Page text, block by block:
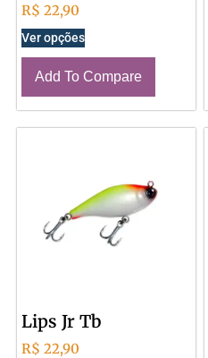
R$ 22,90
Ver opções
Add To Compare
Lips Jr Tb
R$ 22,90